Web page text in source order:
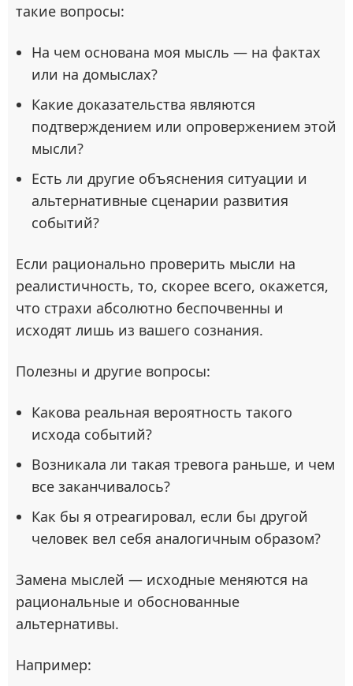
такие вопросы:
На чем основана моя мысль — на фактах
или на домыслах?
Какие доказательства являются
подтверждением или опровержением этой
мысли?
Есть ли другие объяснения ситуации и
альтернативные сценарии развития
событий?
Если рационально проверить мысли на
реалистичность, то, скорее всего, окажется,
что страхи абсолютно беспочвенны и
исходят лишь из вашего сознания.
Полезны и другие вопросы:
Какова реальная вероятность такого
исхода событий?
Возникала ли такая тревога раньше, и чем
все заканчивалось?
Как бы я отреагировал, если бы другой
человек вел себя аналогичным образом?
Замена мыслей — исходные меняются на
рациональные и обоснованные
альтернативы.
Например: